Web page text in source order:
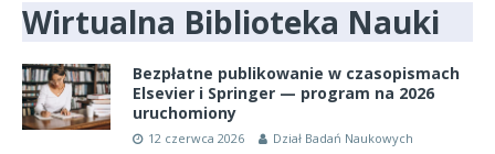
Wirtualna Biblioteka Nauki
Bezpłatne publikowanie w czasopismach
Elsevier i Springer — program na 2026
uruchomiony
12 czerwca 2026 Dział Badań Naukowych